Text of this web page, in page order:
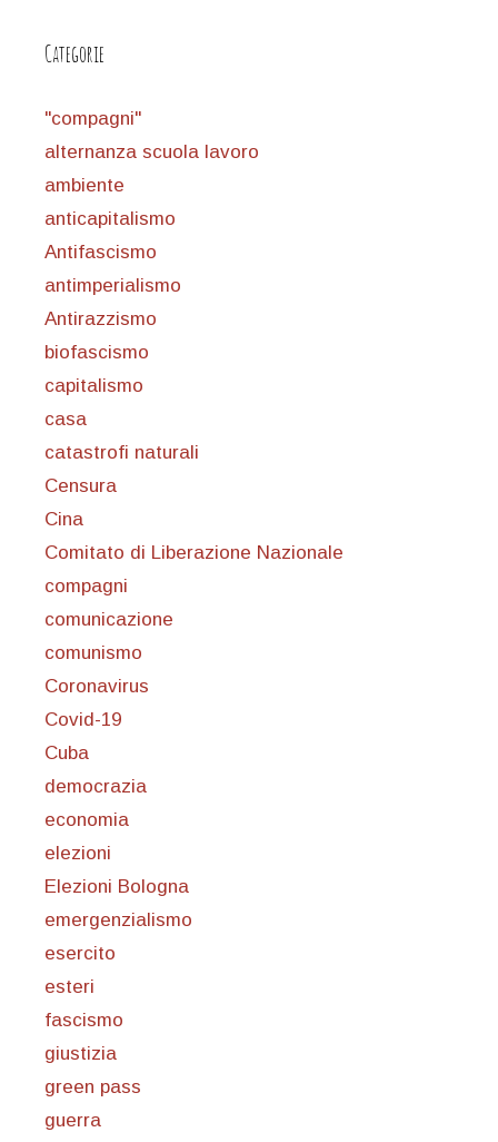
Categorie
"compagni"
alternanza scuola lavoro
ambiente
anticapitalismo
Antifascismo
antimperialismo
Antirazzismo
biofascismo
capitalismo
casa
catastrofi naturali
Censura
Cina
Comitato di Liberazione Nazionale
compagni
comunicazione
comunismo
Coronavirus
Covid-19
Cuba
democrazia
economia
elezioni
Elezioni Bologna
emergenzialismo
esercito
esteri
fascismo
giustizia
green pass
guerra